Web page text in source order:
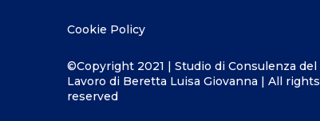
Cookie Policy
©Copyright 2021 | Studio di Consulenza del
Lavoro di Beretta Luisa Giovanna | All rights
reserved